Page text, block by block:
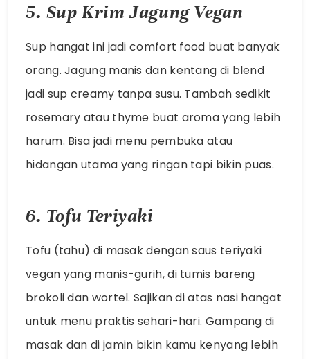
5. Sup Krim Jagung Vegan
Sup hangat ini jadi comfort food buat banyak
orang. Jagung manis dan kentang di blend
jadi sup creamy tanpa susu. Tambah sedikit
rosemary atau thyme buat aroma yang lebih
harum. Bisa jadi menu pembuka atau
hidangan utama yang ringan tapi bikin puas.
6. Tofu Teriyaki
Tofu (tahu) di masak dengan saus teriyaki
vegan yang manis-gurih, di tumis bareng
brokoli dan wortel. Sajikan di atas nasi hangat
untuk menu praktis sehari-hari. Gampang di
masak dan di jamin bikin kamu kenyang lebih